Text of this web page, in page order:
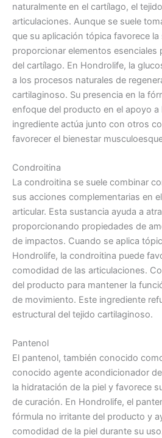
naturalmente en el cartílago, el
articulaciones. Aunque se suele
que su aplicación tópica favorece la
proporcionar elementos esenciales
del cartílago. En Hondrolife, la
a los procesos naturales de
cartilaginoso. Su presencia en la
enfoque del producto en el apoyo a
ingrediente actúa junto con otros
favorecer el bienestar
Condroitina
La condroitina se suele combinar
sus acciones complementarias en
articular. Esta sustancia ayuda a
proporcionando propiedades de
de impactos. Cuando se aplica
Hondrolife, la condroitina puede
comodidad de las articulaciones.
del producto para mantener la
de movimiento. Este ingrediente
estructural del tejido cartilaginoso.
Pantenol
El pantenol, también conocido
conocido agente acondicionador
la hidratación de la piel y favorece
de curación. En Hondrolife, el
fórmula no irritante del producto y
comodidad de la piel durante su